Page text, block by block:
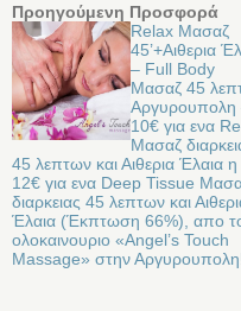
Προηγούμενη Προσφορά
Relax Μασαζ
45’+Αιθερια
– Full Body
Μασαζ 45
Αργυρουπολη
10€ για ενα
Μασαζ
45 λεπτων και Αιθερια Έλαια η
12€ για ενα Deep Tissue
διαρκειας 45 λεπτων και
Έλαια (Έκπτωση 66%), απο
ολοκαινουριο «Angel’s Touch
Massage» στην